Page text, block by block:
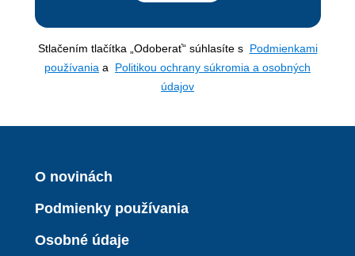
Stlačením tlačítka „Odoberať“ súhlasíte s Podmienkami
používania a Politikou ochrany súkromia a osobných
údajov
O novinách
Podmienky používania
Osobné údaje